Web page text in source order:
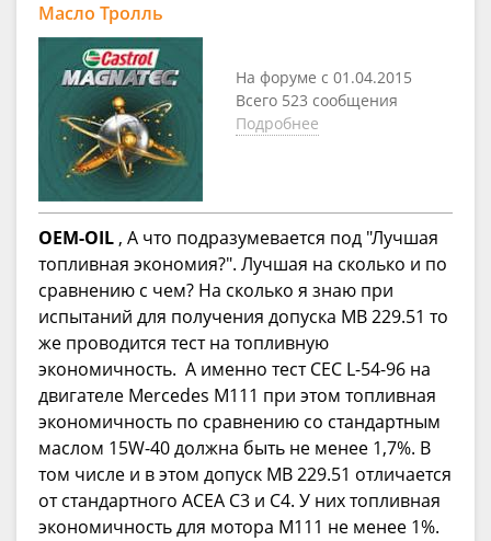
Масло Тролль
На форуме с 01.04.2015
Всего 523 сообщения
Подробнее
OEM-OIL , А что подразумевается под "Лучшая
топливная экономия?". Лучшая на сколько и по
сравнению с чем? На сколько я знаю при
испытаний для получения допуска MB 229.51 то
же проводится тест на топливную
экономичность. А именно тест CEC L-54-96 на
двигателе Mercedes M111 при этом топливная
экономичность по сравнению со стандартным
маслом 15W-40 должна быть не менее 1,7%. В
том числе и в этом допуск MB 229.51 отличается
от стандартного ACEA C3 и С4. У них топливная
экономичность для мотора M111 не менее 1%.